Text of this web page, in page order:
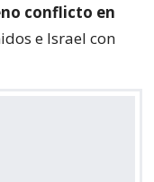
conflicto en
e Israel con